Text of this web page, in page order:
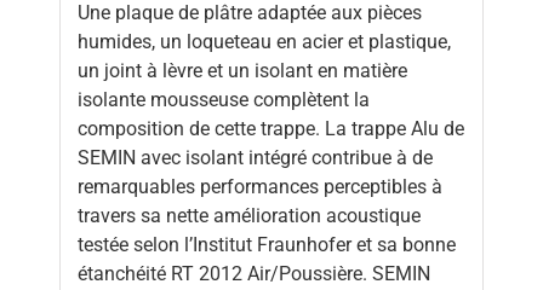
Une plaque de plâtre adaptée aux pièces
humides, un loqueteau en acier et plastique,
un joint à lèvre et un isolant en matière
isolante mousseuse complètent la
composition de cette trappe. La trappe Alu de
SEMIN avec isolant intégré contribue à de
remarquables performances perceptibles à
travers sa nette amélioration acoustique
testée selon l’Institut Fraunhofer et sa bonne
étanchéité RT 2012 Air/Poussière. SEMIN